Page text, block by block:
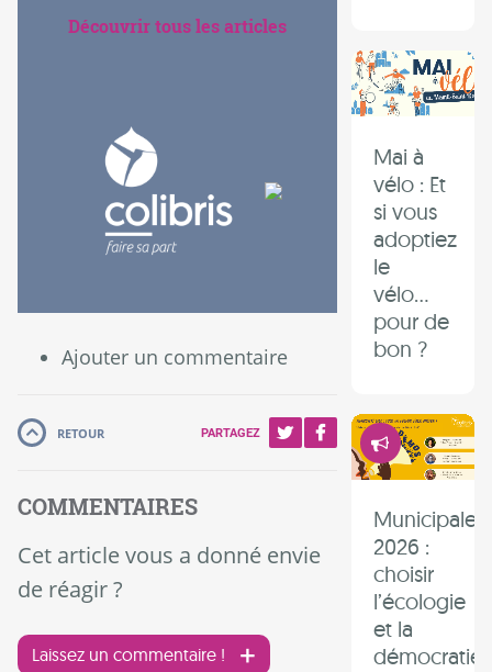
Découvrir tous les articles
Mai à
vélo : Et
si vous
adoptiez
le
vélo…
pour de
bon ?
Municipales
2026 :
choisir
l’écologie
et la
démocratie
Ajouter un commentaire
RETOUR PARTAGEZ
COMMENTAIRES
Cet article vous a donné envie
de réagir ?
Laissez un commentaire !